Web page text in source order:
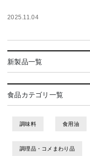
2025.11.04
新製品一覧
食品カテゴリ一覧
調味料 食用油
調理品・コメまわり品